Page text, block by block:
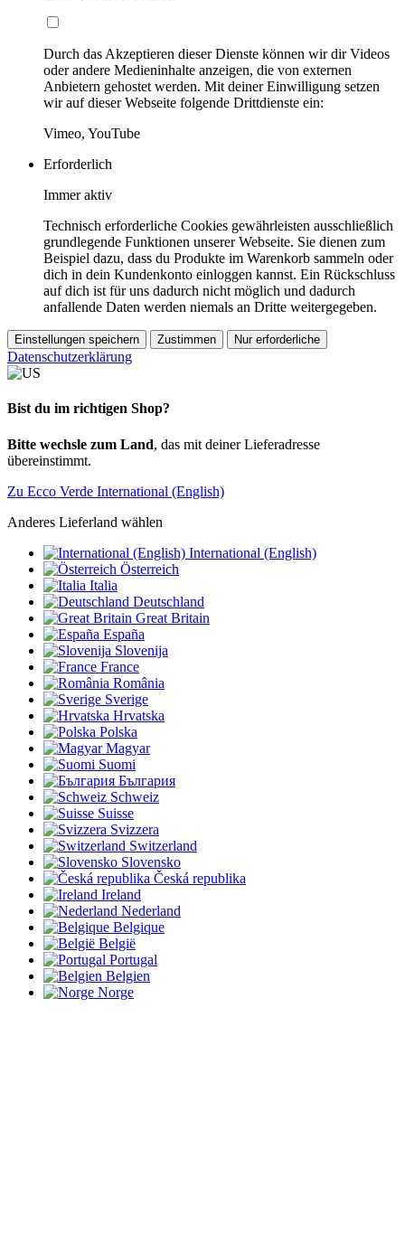
Durch das Akzeptieren dieser Dienste können wir dir Videos
oder andere Medieninhalte anzeigen, die von externen
Anbietern gehostet werden. Mit deiner Einwilligung setzen
wir auf dieser Webseite folgende Drittdienste ein:
Vimeo, YouTube
Erforderlich
Immer aktiv
Technisch erforderliche Cookies gewährleisten ausschließlich
grundlegende Funktionen unserer Webseite. Sie dienen zum
Beispiel dazu, dass du Produkte im Warenkorb sammeln oder
dich in dein Kundenkonto einloggen kannst. Ein Rückschluss
auf dich ist für uns dadurch nicht möglich und dadurch
anfallende Daten werden niemals an Dritte weitergegeben.
Einstellungen speichern Zustimmen Nur erforderliche
Datenschutzerklärung
Bist du im richtigen Shop?
Bitte wechsle zum Land, das mit deiner Lieferadresse
übereinstimmt.
Zu Ecco Verde International (English)
Anderes Lieferland wählen
International (English)
Österreich
Italia
Deutschland
Great Britain
España
Slovenija
France
România
Sverige
Hrvatska
Polska
Magyar
Suomi
България
Schweiz
Suisse
Svizzera
Switzerland
Slovensko
Česká republika
Ireland
Nederland
Belgique
België
Portugal
Belgien
Norge